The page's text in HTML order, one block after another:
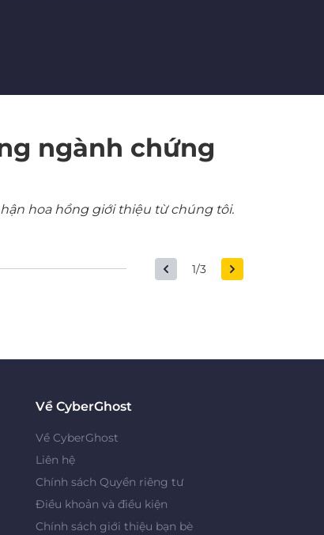
ngành chứng
hoa hồng giới thiệu từ chúng tôi.
1/3
Về CyberGhost
Về CyberGhost
Liên hệ
Chính sách Quyền riêng tư
Điều khoản và điều kiện
Chính sách giới thiệu bạn bè